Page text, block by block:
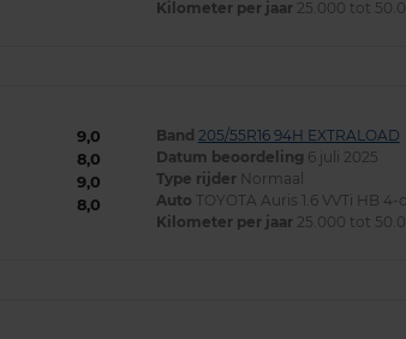
Kilometer per jaar25.000 tot
9,0
8,0
9,0
8,0
Band 205/55R16 94H EXTRALOAD
Datum beoordeling 6 juli 2025
Type rijderNormaal
Auto TOYOTA Auris 1.6 VVTi HB 4-
Kilometer per jaar25.000 tot